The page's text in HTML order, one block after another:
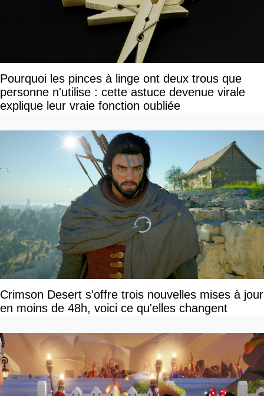
Pourquoi les pinces à linge ont deux trous que
personne n'utilise : cette astuce devenue virale
explique leur vraie fonction oubliée
Crimson Desert s'offre trois nouvelles mises à jour
en moins de 48h, voici ce qu'elles changent